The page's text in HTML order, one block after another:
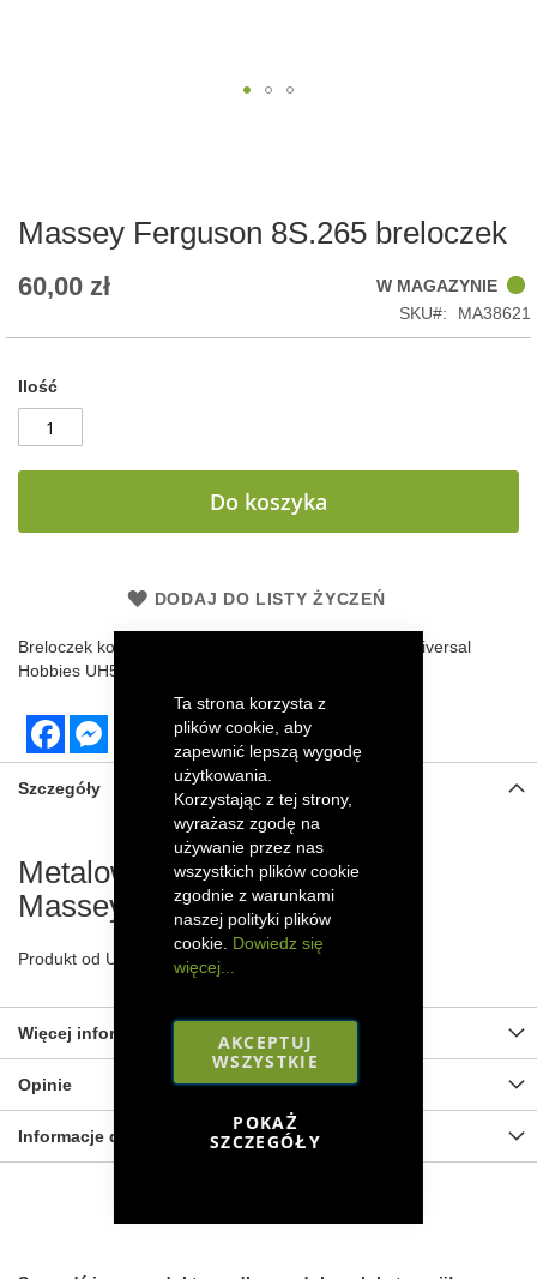
Ta strona korzysta z
plików cookie, aby
zapewnić lepszą wygodę
użytkowania.
Korzystając z tej strony,
wyrażasz zgodę na
używanie przez nas
wszystkich plików cookie
zgodnie z warunkami
naszej polityki plików
cookie. Dowiedz się
więcej...
AKCEPTUJ
WSZYSTKIE
POKAŻ
SZCZEGÓŁY
the
gallery
Massey Ferguson 8S.265 breloczek
60,00 zł
W MAGAZYNIE
SKU
MA38621
Ilość
Do koszyka
DODAJ DO LISTY ŻYCZEŃ
Breloczek kombajnu Massey Ferguson 8S.265 od Universal
Hobbies UH5864, wykonany z metalu.
FacebookMessenger
Szczegóły
Metalowy breloczek ciągnika
Massey Ferguson 8S.265
Produkt od Universal Hobbies, wykonany z metalu.
Więcej informacji
Opinie
Informacje dot. bezpieczeństwa